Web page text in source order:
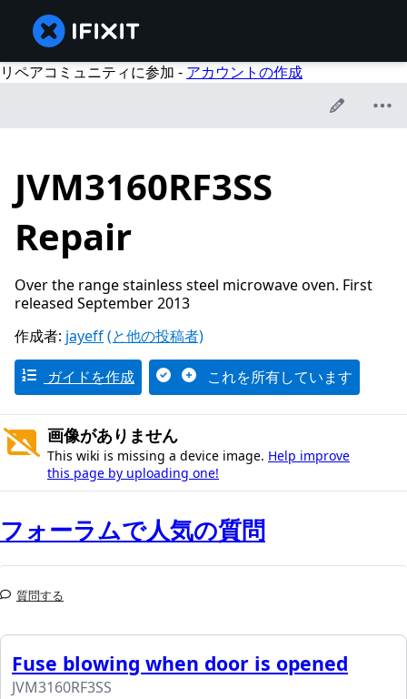
リペアコミュニティに参加 - アカウントの作成
JVM3160RF3SS
Repair
Over the range stainless steel microwave oven. First
released September 2013
作成者: jayeff(と他の投稿者)
ガイドを作成 これを所有しています
画像がありません
This wiki is missing a device image. Help improve
this page by uploading one!
フォーラムで人気の質問
質問する
Fuse blowing when door is opened
JVM3160RF3SS